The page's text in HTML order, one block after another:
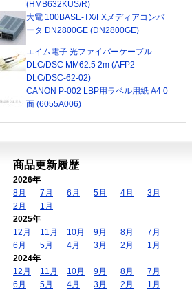
(HMB632KUS/R)
大電 100BASE-TX/FXメディアコンバ
ータ DN2800GE (DN2800GE)
エイム電子 光ファイバーケーブル
DLC/DSC MM62.5 2m (AFP2-
DLC/DSC-62-02)
CANON P-002 LBP用ラベル用紙 A4 0
面 (6055A006)
商品更新履歴
2026年
8月
7月 6月 5月 4月
3月
2月
1月
2025年
12月
11月 10月 9月 8月
7月
6月
5月 4月 3月 2月
1月
2024年
12月
11月 10月 9月 8月
7月
6月
5月 4月 3月 2月
1月